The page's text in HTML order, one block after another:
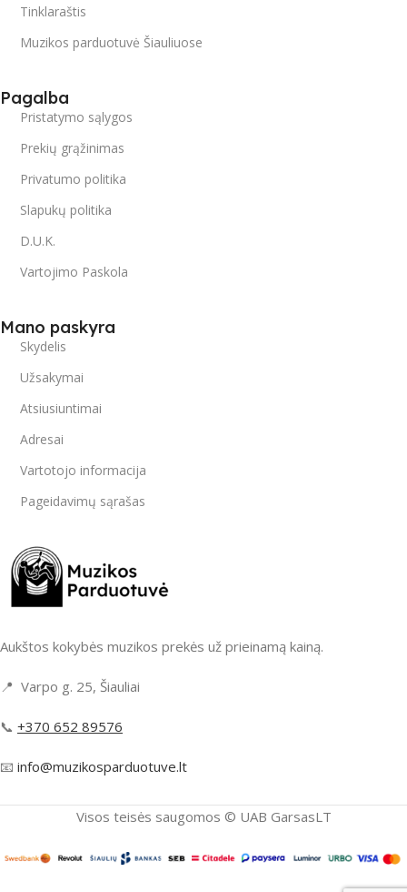
Tinklaraštis
Muzikos parduotuvė Šiauliuose
Pagalba
Pristatymo sąlygos
Prekių grąžinimas
Privatumo politika
Slapukų politika
D.U.K.
Vartojimo Paskola
Mano paskyra
Skydelis
Užsakymai
Atsiusiuntimai
Adresai
Vartotojo informacija
Pageidavimų sąrašas
Aukštos kokybės muzikos prekės už prieinamą kainą.
📍 Varpo g. 25, Šiauliai
📞 +370 652 89576
📧 info@muzikosparduotuve.lt
Visos teisės saugomos ©️ UAB GarsasLT